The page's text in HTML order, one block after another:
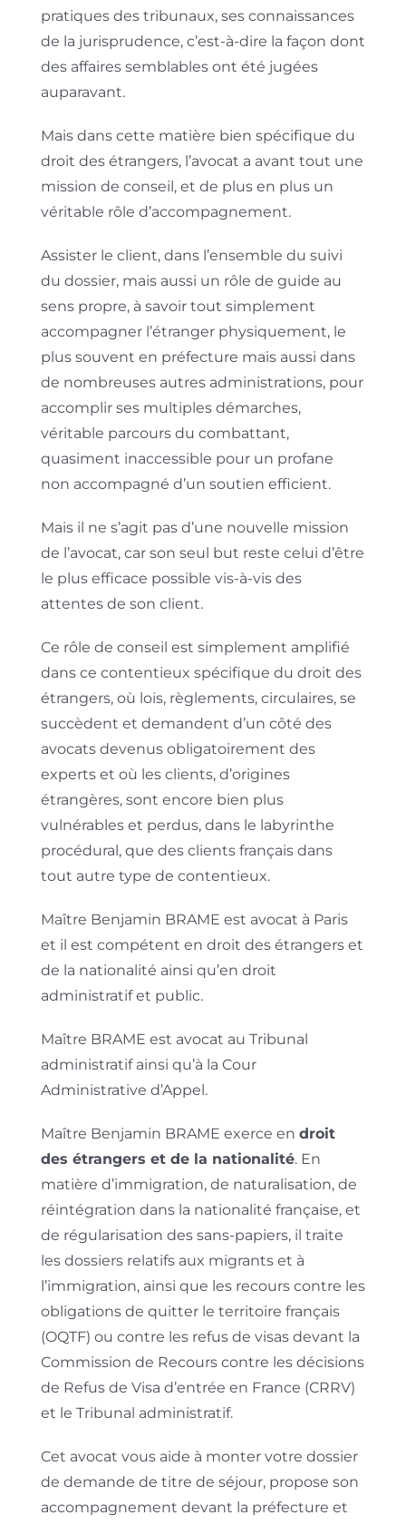
pratiques des tribunaux, ses connaissances
de la jurisprudence, c’est-à-dire la façon dont
des affaires semblables ont été jugées
auparavant.
Mais dans cette matière bien spécifique du
droit des étrangers, l’avocat a avant tout une
mission de conseil, et de plus en plus un
véritable rôle d’accompagnement.
Assister le client, dans l’ensemble du suivi
du dossier, mais aussi un rôle de guide au
sens propre, à savoir tout simplement
accompagner l’étranger physiquement, le
plus souvent en préfecture mais aussi dans
de nombreuses autres administrations, pour
accomplir ses multiples démarches,
véritable parcours du combattant,
quasiment inaccessible pour un profane
non accompagné d’un soutien efficient.
Mais il ne s’agit pas d’une nouvelle mission
de l’avocat, car son seul but reste celui d’être
le plus efficace possible vis-à-vis des
attentes de son client.
Ce rôle de conseil est simplement amplifié
dans ce contentieux spécifique du droit des
étrangers, où lois, règlements, circulaires, se
succèdent et demandent d’un côté des
avocats devenus obligatoirement des
experts et où les clients, d’origines
étrangères, sont encore bien plus
vulnérables et perdus, dans le labyrinthe
procédural, que des clients français dans
tout autre type de contentieux.
Maître Benjamin BRAME est avocat à Paris
et il est compétent en droit des étrangers et
de la nationalité ainsi qu’en droit
administratif et public.
Maître BRAME est avocat au Tribunal
administratif ainsi qu’à la Cour
Administrative d’Appel.
Maître Benjamin BRAME exerce en droit
des étrangers et de la nationalité. En
matière d’immigration, de naturalisation, de
réintégration dans la nationalité française, et
de régularisation des sans-papiers, il traite
les dossiers relatifs aux migrants et à
l’immigration, ainsi que les recours contre les
obligations de quitter le territoire français
(OQTF) ou contre les refus de visas devant la
Commission de Recours contre les décisions
de Refus de Visa d’entrée en France (CRRV)
et le Tribunal administratif.
Cet avocat vous aide à monter votre dossier
de demande de titre de séjour, propose son
accompagnement devant la préfecture et